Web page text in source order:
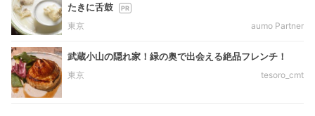
たきに舌鼓
東京
aumo Partner
武蔵小山の隠れ家！緑の奥で出会える絶品フレンチ！
東京
tesoro_cmt